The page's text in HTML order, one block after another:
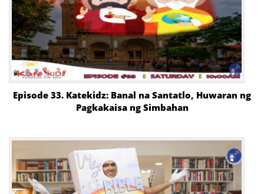
Episode 33. Katekidz: Banal na Santatlo, Huwaran ng
Pagkakaisa ng Simbahan